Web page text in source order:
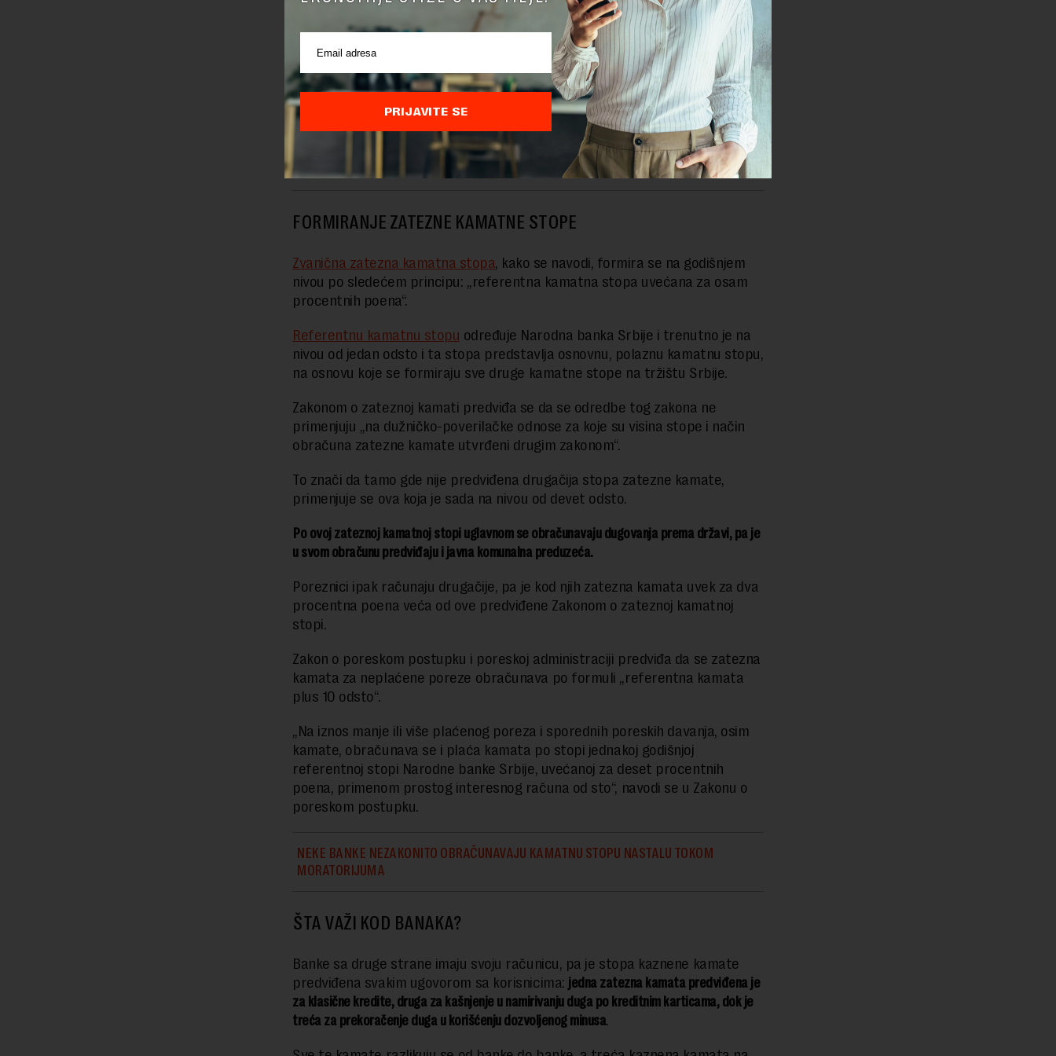
kod banke u AP Kosovo ili u inostranstvu, zatim ako obveznik ne podnese
poresku prijavu u zakonskom roku ili je podnese nepotpisanu ili bez
potrebne dokumentacije.
Prekršajna kazna je predviđena i za one koji se ne odazovu poreznicima na
poziv zbog pojašnjenja, kao i za one koji ometaju sprovođenje prinudne
naplate.
NBS SNIZILA REFERENTNU KAMATNU STOPU NA JEDAN ODSTO
FORMIRANJE ZATEZNE KAMATNE STOPE
Zvanična zatezna kamatna stopa, kako se navodi, formira se na godišnjem
nivou po sledećem principu: „referentna kamatna stopa uvećana za osam
procentnih poena“.
Referentnu kamatnu stopu određuje Narodna banka Srbije i trenutno je na
nivou od jedan odsto i ta stopa predstavlja osnovnu, polaznu kamatnu stopu,
na osnovu koje se formiraju sve druge kamatne stope na tržištu Srbije.
Zakonom o zateznoj kamati predviđa se da se odredbe tog zakona ne
primenjuju „na dužničko-poverilačke odnose za koje su visina stope i način
obračuna zatezne kamate utvrđeni drugim zakonom“.
To znači da tamo gde nije predviđena drugačija stopa zatezne kamate,
primenjuje se ova koja je sada na nivou od devet odsto.
Po ovoj zateznoj kamatnoj stopi uglavnom se obračunavaju dugovanja prema državi, pa je
u svom obračunu predviđaju i javna komunalna preduzeća.
Poreznici ipak računaju drugačije, pa je kod njih zatezna kamata uvek za dva
procentna poena veća od ove predviđene Zakonom o zateznoj kamatnoj
stopi.
Zakon o poreskom postupku i poreskoj administraciji predviđa da se zatezna
kamata za neplaćene poreze obračunava po formuli „referentna kamata
plus 10 odsto“.
„Na iznos manje ili više plaćenog poreza i sporednih poreskih davanja, osim
kamate, obračunava se i plaća kamata po stopi jednakoj godišnjoj
referentnoj stopi Narodne banke Srbije, uvećanoj za deset procentnih
poena, primenom prostog interesnog računa od sto“, navodi se u Zakonu o
poreskom postupku.
NEKE BANKE NEZAKONITO OBRAČUNAVAJU KAMATNU STOPU NASTALU TOKOM
MORATORIJUMA
ŠTA VAŽI KOD BANAKA?
Banke sa druge strane imaju svoju računicu, pa je stopa kaznene kamate
predviđena svakim ugovorom sa korisnicima: jedna zatezna kamata predviđena je
za klasične kredite, druga za kašnjenje u namirivanju duga po kreditnim karticama, dok je
treća za prekoračenje duga u korišćenju dozvoljenog minusa.
PRIJAVITE SE